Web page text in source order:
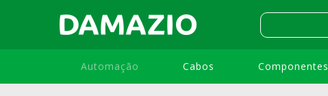
Automação Cabos Componentes